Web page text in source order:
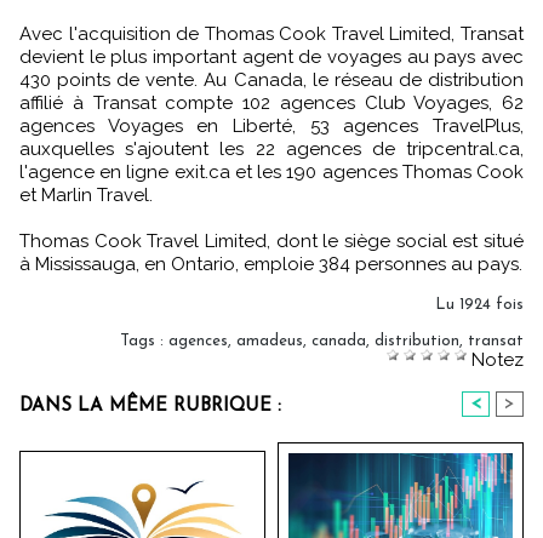
Avec l'acquisition de Thomas Cook Travel Limited, Transat
devient le plus important agent de voyages au pays avec
430 points de vente. Au Canada, le réseau de distribution
affilié à Transat compte 102 agences Club Voyages, 62
agences Voyages en Liberté, 53 agences TravelPlus,
auxquelles s'ajoutent les 22 agences de tripcentral.ca,
l'agence en ligne exit.ca et les 190 agences Thomas Cook
et Marlin Travel.
Thomas Cook Travel Limited, dont le siège social est situé
à Mississauga, en Ontario, emploie 384 personnes au pays.
Lu 1924 fois
Tags : agences, amadeus, canada, distribution, transat
Notez
DANS LA MÊME RUBRIQUE : < >